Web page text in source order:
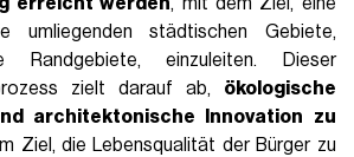
städtischen Gebiete,
Randgebiete, einzuleiten. Dieser
zielt darauf ab, ökologische
architektonische Innovation zu
Ziel, die Lebensqualität der Bürger zu